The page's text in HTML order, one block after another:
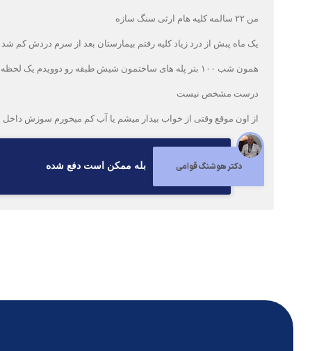
من ۲۲ سالمه کلیه هام ارثی سنگ سازه
یک ماه پبش از درد زیاد کلیه رفتم بیمارستان بعد از سرم دردش کم شد سریع رفتم
همون شب ۱۰۰ بتر پله های ساختمون شیش طبقه رو
درست مشخص نیست
از اون موقع وقتی از خواب بیدار میشم یا آب کم میخورم سوزش
دکتر هوشنگ قوامی بله ممكن است دفع شده